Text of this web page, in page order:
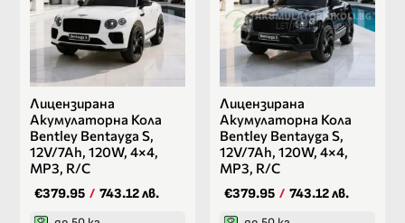
Лицензирана
Акумулаторна Кола
Bentley Bentayga S,
12V/7Ah, 120W, 4×4,
MP3, R/C
€379.95 / 743.12 лв.
Лицензирана
Акумулаторна Кола
Bentley Bentayga S,
12V/7Ah, 120W, 4×4,
MP3, R/C
€379.95 / 743.12 лв.